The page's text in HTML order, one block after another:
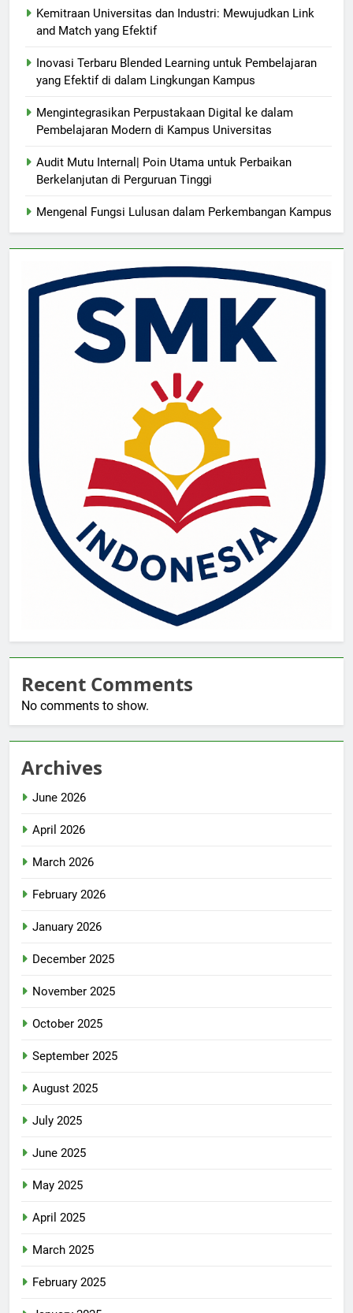
Kemitraan Universitas dan Industri: Mewujudkan Link
and Match yang Efektif
Inovasi Terbaru Blended Learning untuk Pembelajaran
yang Efektif di dalam Lingkungan Kampus
Mengintegrasikan Perpustakaan Digital ke dalam
Pembelajaran Modern di Kampus Universitas
Audit Mutu Internal| Poin Utama untuk Perbaikan
Berkelanjutan di Perguruan Tinggi
Mengenal Fungsi Lulusan dalam Perkembangan Kampus
Recent Comments
No comments to show.
Archives
June 2026
April 2026
March 2026
February 2026
January 2026
December 2025
November 2025
October 2025
September 2025
August 2025
July 2025
June 2025
May 2025
April 2025
March 2025
February 2025